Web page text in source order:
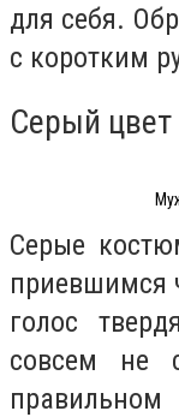
для себя.
с коротким
Серый цвет
Серые
приевшимся
голос
совсем не
правильном